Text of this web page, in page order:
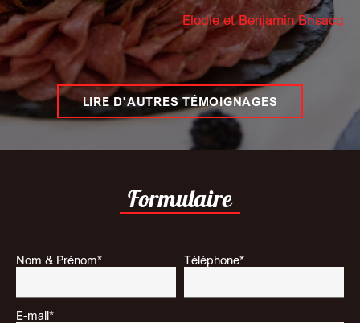
Elodie et Benjamin Brisacq
LIRE D'AUTRES TÉMOIGNAGES
Formulaire
Nom & Prénom* Téléphone*
E-mail*